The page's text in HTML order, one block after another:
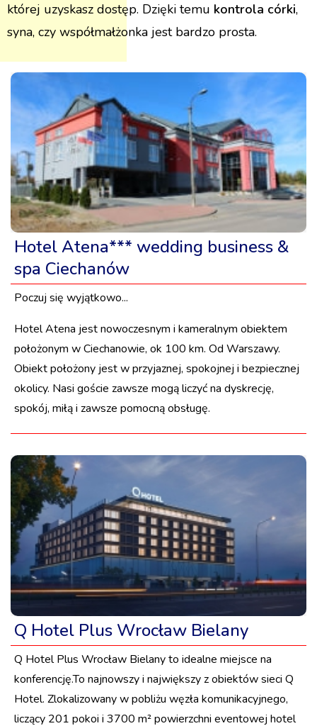
której uzyskasz dostęp. Dzięki temu kontrola córki,
syna, czy współmałżonka jest bardzo prosta.
Hotel Atena*** wedding business &
spa Ciechanów
Poczuj się wyjątkowo...
Hotel Atena jest nowoczesnym i kameralnym obiektem
położonym w Ciechanowie, ok 100 km. Od Warszawy.
Obiekt położony jest w przyjaznej, spokojnej i bezpiecznej
okolicy. Nasi goście zawsze mogą liczyć na dyskrecję,
spokój, miłą i zawsze pomocną obsługę.
Q Hotel Plus Wrocław Bielany
Q Hotel Plus Wrocław Bielany to idealne miejsce na
konferencję.To najnowszy i największy z obiektów sieci Q
Hotel. Zlokalizowany w pobliżu węzła komunikacyjnego,
liczący 201 pokoi i 3700 m² powierzchni eventowej hotel